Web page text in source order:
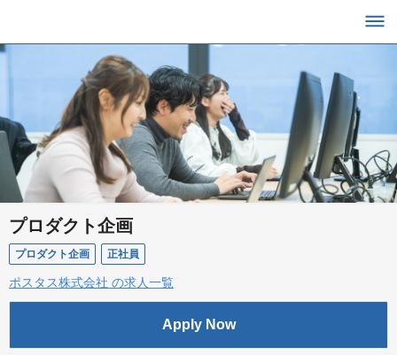
プロダクト企画
プロダクト企画 正社員
ポスタス株式会社 の求人一覧
Apply Now